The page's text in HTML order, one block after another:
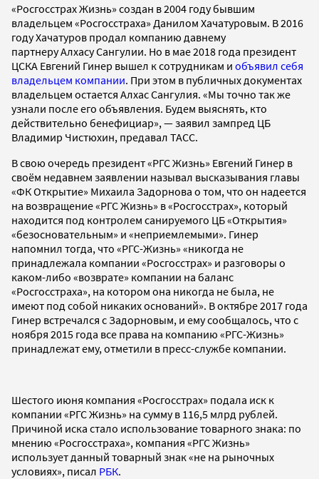
«Росгосстрах Жизнь» создан в 2004 году бывшим
владельцем «Росгосстраха» Данилом Хачатуровым. В 2016
году Хачатуров продал компанию давнему
партнеру Алхасу Сангулии. Но в мае 2018 года президент
ЦСКА Евгений Гинер вышел к сотрудникам и объявил себя
владельцем компании. При этом в публичных документах
владельцем остается Алхас Сангулия. «Мы точно так же
узнали после его объявления. Будем выяснять, кто
действительно бенефициар», — заявил зампред ЦБ
Владимир Чистюхин, предавал ТАСС.
В свою очередь президент «РГС Жизнь» Евгений Гинер в
своём недавнем заявлении называл высказывания главы
«ФК Открытие» Михаила Задорнова о том, что он надеется
на возвращение «РГС Жизнь» в «Росгосстрах», который
находится под контролем санируемого ЦБ «Открытия»
«безосновательным» и «неприемлемыми». Гинер
напомнил тогда, что «РГС-Жизнь» «никогда не
принадлежала компании «Росгосстрах» и разговоры о
каком-либо «возврате» компании на баланс
«Росгосстраха», на котором она никогда не была, не
имеют под собой никаких оснований». В октябре 2017 года
Гинер встречался с Задорновым, и ему сообщалось, что с
ноября 2015 года все права на компанию «РГС-Жизнь»
принадлежат ему, отметили в пресс-службе компании.
Шестого июня компания «Росгосстрах» подала иск к
компании «РГС Жизнь» на сумму в 116,5 млрд рублей.
Причиной иска стало использование товарного знака: по
мнению «Росгосстраха», компания «РГС Жизнь»
использует данный товарный знак «не на рыночных
условиях», писал РБК.